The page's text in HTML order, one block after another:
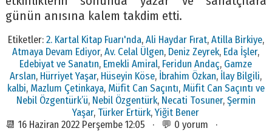
günün anısına kalem takdim etti.
Etiketler: 2. Kartal Kitap Fuarı'nda, Ali Haydar Fırat, Atilla Birkiye,
Atmaya Devam Ediyor,Av. Celal Ülgen, Deniz Zeyrek, Eda İşler,
Edebiyat ve Sanatın, Emekli Amiral, Feridun Andaç, Gamze
Arslan, Hürriyet Yaşar, Hüseyin Köse, İbrahim Özkan, İlay Bilgili,
kalbi, Mazlum Çetinkaya, Müfit Can Saçıntı, Müfit Can Saçıntı ve
Nebil Özgentürk’ü, Nebil Özgentürk, Necati Tosuner, Şermin
Yaşar, Türker Ertürk,Yiğit Bener
📆 16 Haziran 2022 Perşembe 12:05 · 💬 0 yorum ·